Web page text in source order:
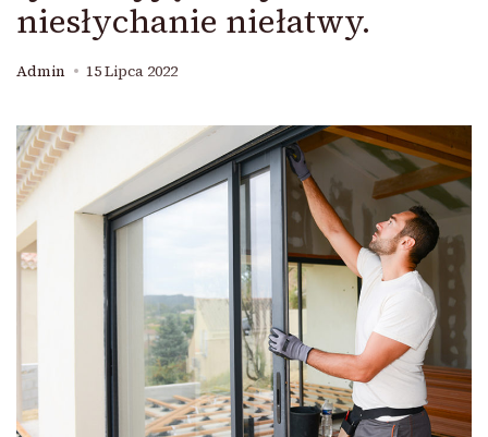
niesłychanie niełatwy.
Admin 15 Lipca 2022